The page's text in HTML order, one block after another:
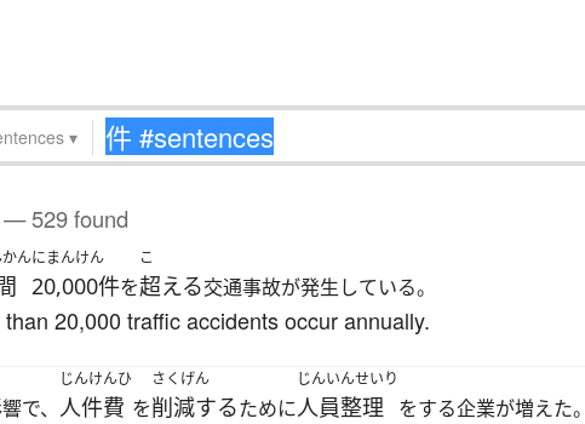
▾
— 529 found
んにまんけん
20,000件を
こ
超える交通事故が発生している。
20,000 traffic accidents occur annually.
で、
じんけんひ
人件費 を
さくげん
削減するために
じんいんせいり
人員整理 をする企業が増えた。